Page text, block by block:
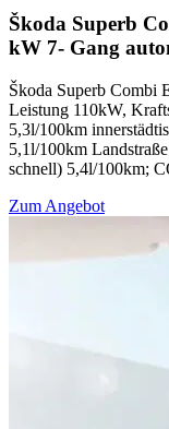
Škoda Superb
kW 7- Gang
Škoda Superb Combi
Leistung 110kW,
5,3l/100km
5,1l/100km
schnell) 5,4l/100km;
Zum Angebot